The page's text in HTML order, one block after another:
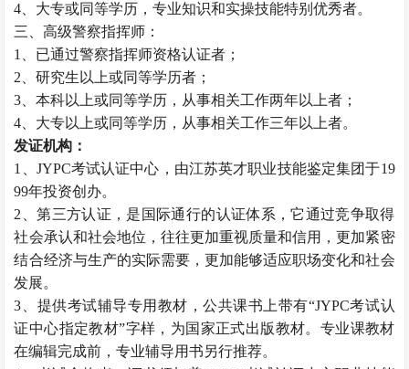
4、大专或同等学历，专业知识和实操技能特别优秀者。
三、高级警察指挥师：
1、已通过警察指挥师资格认证者；
2、研究生以上或同等学历者；
3、本科以上或同等学历，从事相关工作两年以上者；
4、大专以上或同等学历，从事相关工作三年以上者。
发证机构：
1、JYPC考试认证中心，由江苏英才职业技能鉴定集团于19
99年投资创办。
2、第三方认证，是国际通行的认证体系，它通过竞争取得
社会承认和社会地位，往往更加重视质量和信用，更加紧密
结合经济与生产的实际需要，更加能够适应职场变化和社会
发展。
3、提供考试辅导专用教材，公共课书上带有“JYPC考试认
证中心指定教材”字样，为国家正式出版教材。专业课教材
在编辑完成前，专业辅导用书另行推荐。